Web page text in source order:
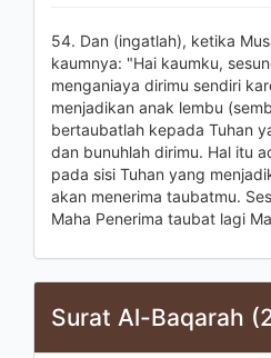
54. Dan (ingatlah), ketika
kaumnya: "Hai kaumku,
menganiaya dirimu sendiri
menjadikan anak lembu
bertaubatlah kepada Tuhan
dan bunuhlah dirimu. Hal itu
pada sisi Tuhan yang
akan menerima taubatmu.
Maha Penerima taubat lagi
Surat Al-Baqarah